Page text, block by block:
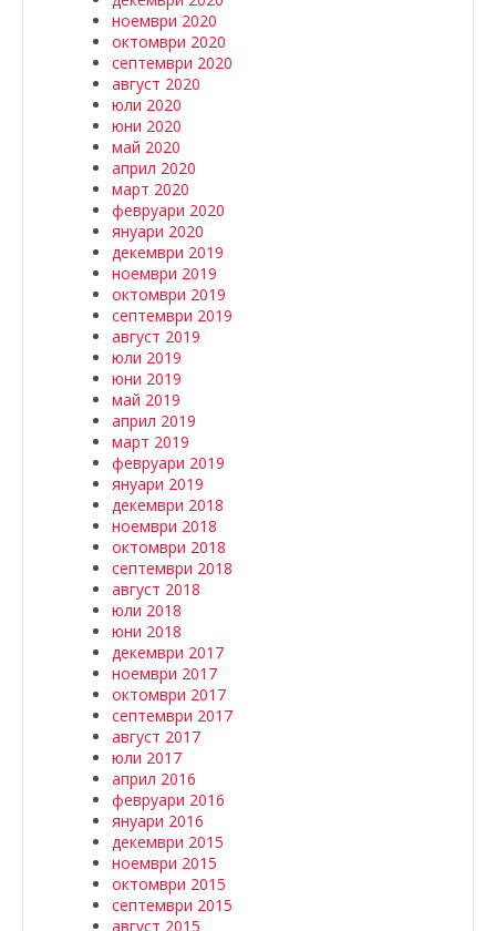
ноември 2020
октомври 2020
септември 2020
август 2020
юли 2020
юни 2020
май 2020
април 2020
март 2020
февруари 2020
януари 2020
декември 2019
ноември 2019
октомври 2019
септември 2019
август 2019
юли 2019
юни 2019
май 2019
април 2019
март 2019
февруари 2019
януари 2019
декември 2018
ноември 2018
октомври 2018
септември 2018
август 2018
юли 2018
юни 2018
декември 2017
ноември 2017
октомври 2017
септември 2017
август 2017
юли 2017
април 2016
февруари 2016
януари 2016
декември 2015
ноември 2015
октомври 2015
септември 2015
август 2015